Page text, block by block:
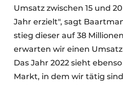
Umsatz zwischen 15 und
Jahr erzielt", sagt
stieg dieser auf 38
erwarten wir einen
Das Jahr 2022 sieht
Markt, in dem wir tätig